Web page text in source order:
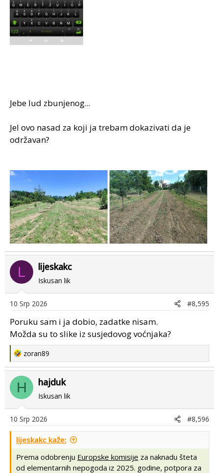
poticaj pa će svatko morati sam odlučiti šta mu je
isplativije...
Jebe lud zbunjenog...
Jel ovo nasad za koji ja trebam dokazivati da je
održavan?
L lijeskakc
Iskusan lik
10 Srp 2026 #8,595
Poruku sam i ja dobio, zadatke nisam.
Možda su to slike iz susjedovog voćnjaka?
R
e
a
c
t
i
n
:
zoran89
H hajduk
Iskusan lik
10 Srp 2026 #8,596
lijeskakc kaže:
Prema odobrenju Europske komisije za naknadu šteta
od elementarnih nepogoda iz 2025. godine, potpora za